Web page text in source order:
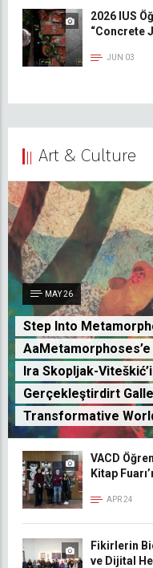
2026 IUS
“Concrete
JUN 03
Art & Culture
MAY 26
Step Into
AaMetamorphoses’e
Ira Skopljak-
Gerçekleştirdirt
Transformative
VACD
Kitap
APR 24
Fikirlerin
ve Dijital